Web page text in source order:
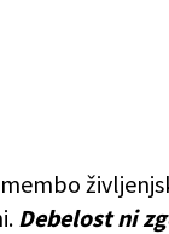
Debelost ni